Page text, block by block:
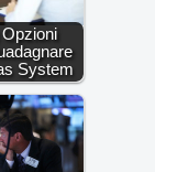
System